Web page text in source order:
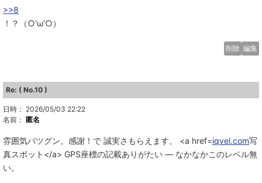
>>8
！？（○'ω'○）
編集
削除
Re: ( No.10 )
日時： 2026/05/03 22:22
名前： 匿名
雰囲気バツグン。感謝！で 誠実さもらえます。 <a href=iqvel.com写
真スポット</a> GPS座標の記載ありがたい — なかなかこのレベル無
い。